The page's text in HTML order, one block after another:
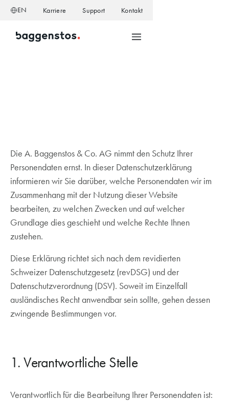
EN Karriere Support Kontakt
Die A. Baggenstos & Co. AG nimmt den Schutz Ihrer
Personendaten ernst. In dieser Datenschutzerklärung
informieren wir Sie darüber, welche Personendaten wir im
Zusammenhang mit der Nutzung dieser Website
bearbeiten, zu welchen Zwecken und auf welcher
Grundlage dies geschieht und welche Rechte Ihnen
zustehen.
Diese Erklärung richtet sich nach dem revidierten
Schweizer Datenschutzgesetz (revDSG) und der
Datenschutzverordnung (DSV). Soweit im Einzelfall
ausländisches Recht anwendbar sein sollte, gehen dessen
zwingende Bestimmungen vor.
1. Verantwortliche Stelle
Verantwortlich für die Bearbeitung Ihrer Personendaten ist: